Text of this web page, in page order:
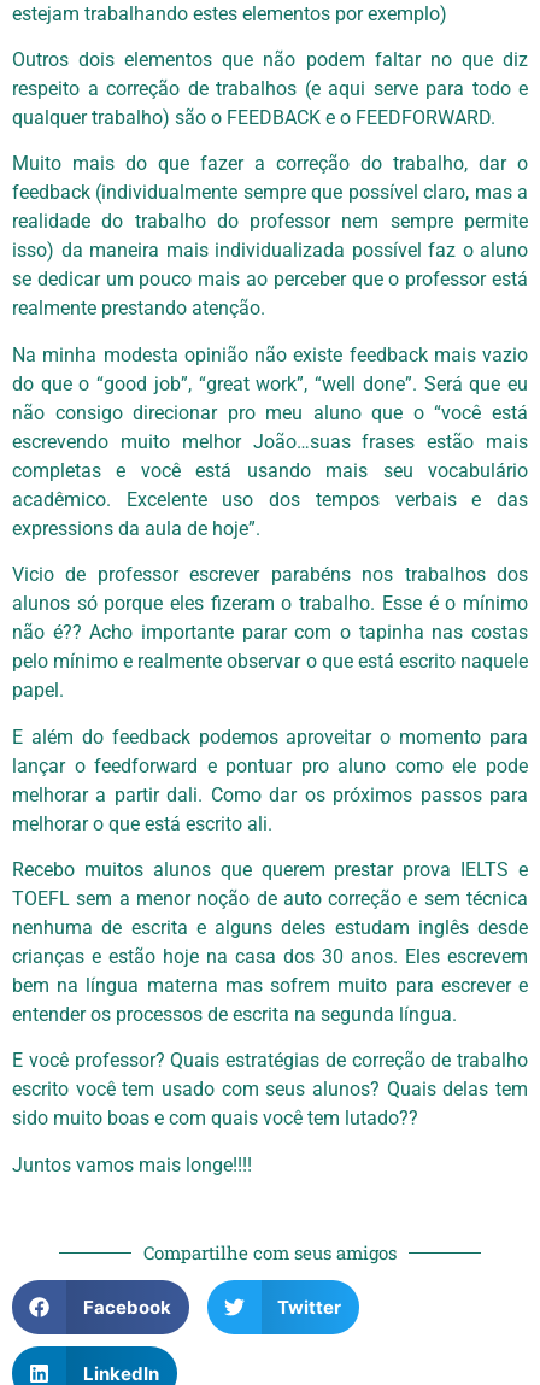
estejam trabalhando estes elementos por exemplo)
Outros dois elementos que não podem faltar no que diz
respeito a correção de trabalhos (e aqui serve para todo e
qualquer trabalho) são o FEEDBACK e o FEEDFORWARD.
Muito mais do que fazer a correção do trabalho, dar o
feedback (individualmente sempre que possível claro, mas a
realidade do trabalho do professor nem sempre permite
isso) da maneira mais individualizada possível faz o aluno
se dedicar um pouco mais ao perceber que o professor está
realmente prestando atenção.
Na minha modesta opinião não existe feedback mais vazio
do que o “good job”, “great work”, “well done”. Será que eu
não consigo direcionar pro meu aluno que o “você está
escrevendo muito melhor João…suas frases estão mais
completas e você está usando mais seu vocabulário
acadêmico. Excelente uso dos tempos verbais e das
expressions da aula de hoje”.
Vicio de professor escrever parabéns nos trabalhos dos
alunos só porque eles fizeram o trabalho. Esse é o mínimo
não é?? Acho importante parar com o tapinha nas costas
pelo mínimo e realmente observar o que está escrito naquele
papel.
E além do feedback podemos aproveitar o momento para
lançar o feedforward e pontuar pro aluno como ele pode
melhorar a partir dali. Como dar os próximos passos para
melhorar o que está escrito ali.
Recebo muitos alunos que querem prestar prova IELTS e
TOEFL sem a menor noção de auto correção e sem técnica
nenhuma de escrita e alguns deles estudam inglês desde
crianças e estão hoje na casa dos 30 anos. Eles escrevem
bem na língua materna mas sofrem muito para escrever e
entender os processos de escrita na segunda língua.
E você professor? Quais estratégias de correção de trabalho
escrito você tem usado com seus alunos? Quais delas tem
sido muito boas e com quais você tem lutado??
Juntos vamos mais longe!!!!
Compartilhe com seus amigos
Facebook Twitter
LinkedIn